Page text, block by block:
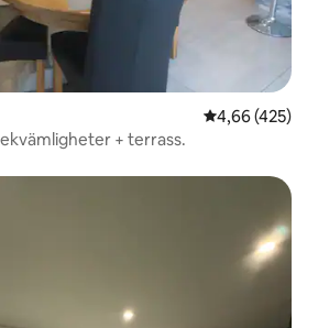
4,66 av 5 i
4,66 (425)
+ terrass.